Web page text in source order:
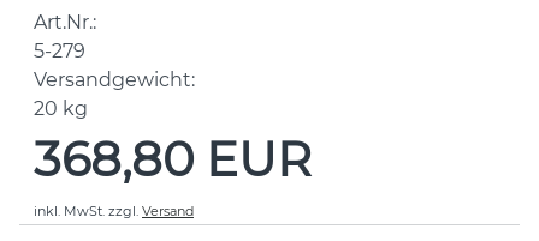
Art.Nr.:
5-279
Versandgewicht:
20 kg
368,80 EUR
inkl. MwSt. zzgl. Versand